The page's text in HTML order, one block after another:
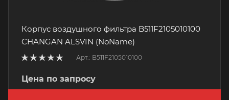
Корпус воздушного фильтра B511F2105010100
CHANGAN ALSVIN (NoName)
Арт.: B511F2105010100
Цена по запросу